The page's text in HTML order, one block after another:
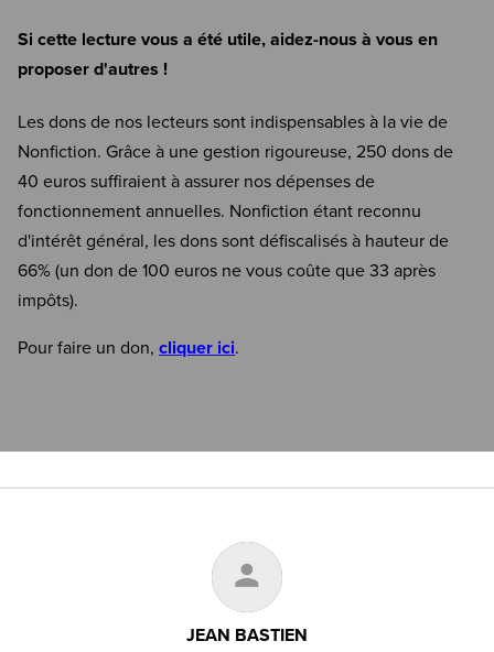
Si cette lecture vous a été utile, aidez-nous à vous en
proposer d'autres !
Les dons de nos lecteurs sont indispensables à la vie de
Nonfiction. Grâce à une gestion rigoureuse, 250 dons de
40 euros suffiraient à assurer nos dépenses de
fonctionnement annuelles. Nonfiction étant reconnu
d'intérêt général, les dons sont défiscalisés à hauteur de
66% (un don de 100 euros ne vous coûte que 33 après
impôts).
Pour faire un don, cliquer ici.
JEAN BASTIEN